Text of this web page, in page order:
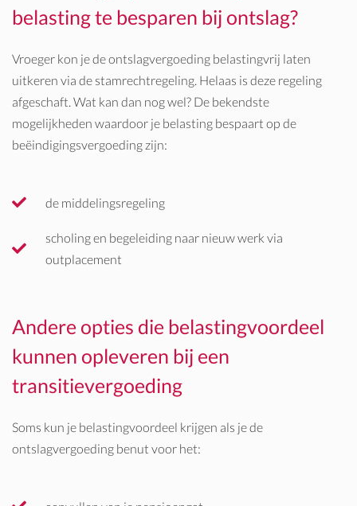
belasting te besparen bij ontslag?
Vroeger kon je de ontslagvergoeding belastingvrij laten
uitkeren via de stamrechtregeling. Helaas is deze regeling
afgeschaft. Wat kan dan nog wel? De bekendste
mogelijkheden waardoor je belasting bespaart op de
beëindigingsvergoeding zijn:
de middelingsregeling
scholing en begeleiding naar nieuw werk via
outplacement
Andere opties die belastingvoordeel
kunnen opleveren bij een
transitievergoeding
Soms kun je belastingvoordeel krijgen als je de
ontslagvergoeding benut voor het: